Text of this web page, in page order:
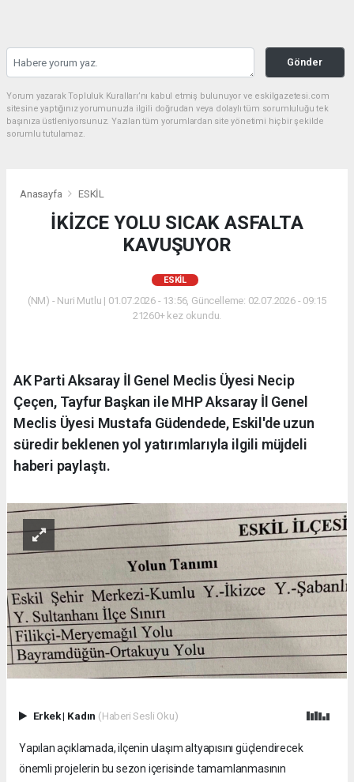
Gönder
Yorum yazarak Topluluk Kuralları’nı kabul etmiş bulunuyor ve eskilgazetesi.com
sitesine yaptığınız yorumunuzla ilgili doğrudan veya dolaylı tüm sorumluluğu tek
başınıza üstleniyorsunuz. Yazılan tüm yorumlardan site yönetimi hiçbir şekilde
sorumlu tutulamaz.
Anasayfa ESKİL
İKİZCE YOLU SICAK ASFALTA
KAVUŞUYOR
ESKİL
(NM) - Nuri Mutlu | 01.07.2026 - 13:56, Güncelleme: 02.07.2026 - 09:15
21260+ kez okundu.
AK Parti Aksaray İl Genel Meclis Üyesi Necip
Çeçen, Tayfur Başkan ile MHP Aksaray İl Genel
Meclis Üyesi Mustafa Güdendede, Eskil'de uzun
süredir beklenen yol yatırımlarıyla ilgili müjdeli
haberi paylaştı.
Erkek| Kadın (Haberi Sesli Oku)
Yapılan açıklamada, ilçenin ulaşım altyapısını güçlendirecek
önemli projelerin bu sezon içerisinde tamamlanmasının